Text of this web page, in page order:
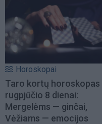
Horoskopai
Taro kortų horoskopas
rugpjūčio 8 dienai:
Mergelėms — ginčai,
Vėžiams — emocijos